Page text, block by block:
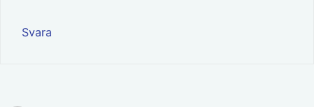
Svara